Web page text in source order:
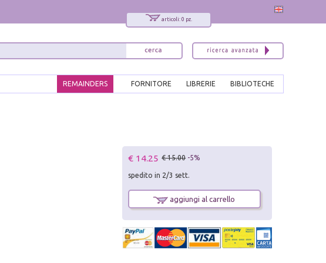
articoli: 0 pz.
BIBLIOTECHE
LIBRERIE
FORNITORE
REMAINDERS
€ 14.25 € 15.00 -5%
spedito in 2/3 sett.
aggiungi al carrello